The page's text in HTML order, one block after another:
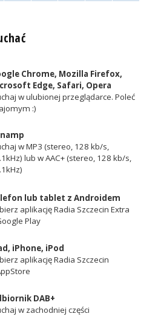
Chrome, Mozilla Firefox,
Edge, Safari, Opera
w ulubionej przeglądarce. Poleć
:)
w MP3 (stereo, 128 kb/s,
lub w AAC+ (stereo, 128 kb/s,
lub tablet z Androidem
aplikację Radia Szczecin Extra
Play
iPhone, iPod
aplikację Radia Szczecin
DAB+
w zachodniej części